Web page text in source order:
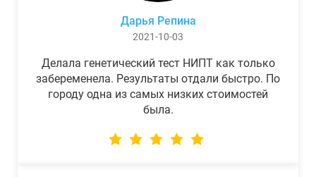
Дарья Репина
2021-10-03
Делала генетический тест НИПТ как только
забеременела. Результаты отдали быстро. По
городу одна из самых низких стоимостей
была.